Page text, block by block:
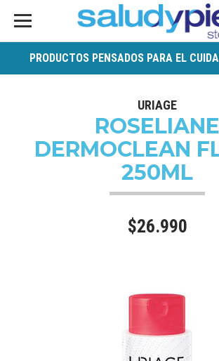
PRODUCTOS PENSADOS PARA EL
URIAGE
ROSELIANE
DERMOCLEAN
250ML
$26.990